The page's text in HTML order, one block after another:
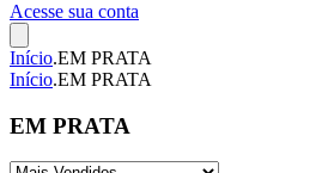
Acesse sua conta
Início.EM PRATA
Início.EM PRATA
EM PRATA